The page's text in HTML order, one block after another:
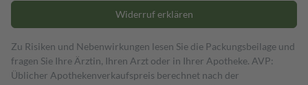
Widerruf erklären
Zu Risiken und Nebenwirkungen lesen Sie die Packungsbeilage und
fragen Sie Ihre Ärztin, Ihren Arzt oder in Ihrer Apotheke. AVP:
Üblicher Apothekenverkaufspreis berechnet nach der